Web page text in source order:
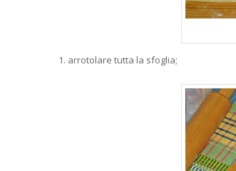
arrotolare tutta la sfoglia;